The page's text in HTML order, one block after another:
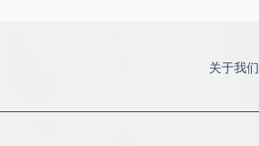
关于我们